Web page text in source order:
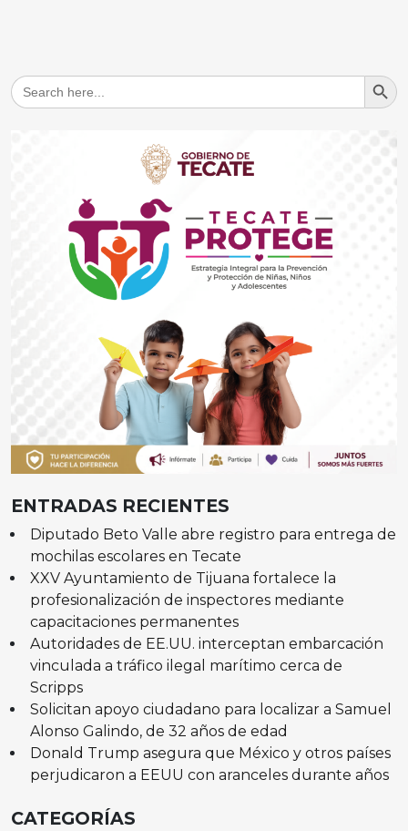
Search
for:
Search
ENTRADAS RECIENTES
Diputado Beto Valle abre registro para entrega de
mochilas escolares en Tecate
XXV Ayuntamiento de Tijuana fortalece la
profesionalización de inspectores mediante
capacitaciones permanentes
Autoridades de EE.UU. interceptan embarcación
vinculada a tráfico ilegal marítimo cerca de
Scripps
Solicitan apoyo ciudadano para localizar a Samuel
Alonso Galindo, de 32 años de edad
Donald Trump asegura que México y otros países
perjudicaron a EEUU con aranceles durante años
CATEGORÍAS